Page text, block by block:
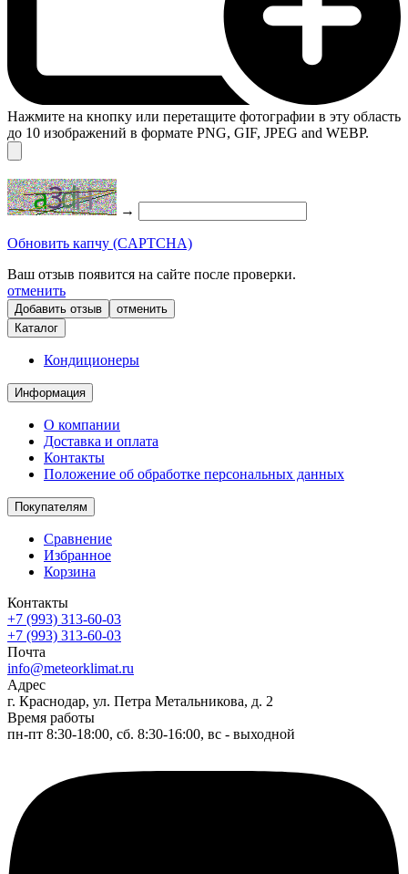
Нажмите на кнопку или перетащите фотографии в эту область
до 10 изображений в формате PNG, GIF, JPEG and WEBP.
→
Обновить капчу (CAPTCHA)
Ваш отзыв появится на сайте после проверки.
отменить
отменить
Каталог
Кондиционеры
Информация
О компании
Доставка и оплата
Контакты
Положение об обработке персональных данных
Покупателям
Сравнение
Избранное
Корзина
Контакты
+7 (993) 313-60-03
+7 (993) 313-60-03
Почта
info@meteorklimat.ru
Адрес
г. Краснодар, ул. Петра Метальникова, д. 2
Время работы
пн-пт 8:30-18:00, сб. 8:30-16:00, вс - выходной